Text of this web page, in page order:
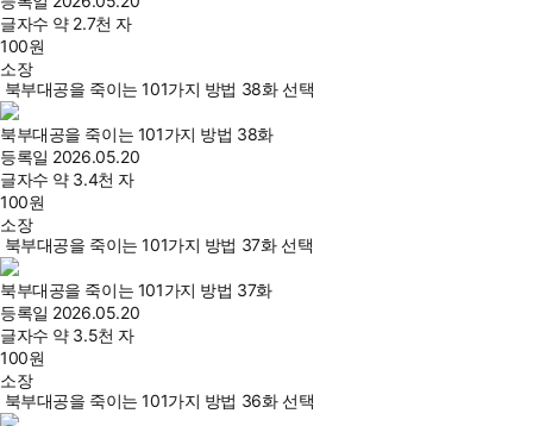
글자수 약 2.7천 자
100원
소장
북부대공을 죽이는 101가지 방법 38화 선택
북부대공을 죽이는 101가지 방법 38화
등록일 2026.05.20
글자수 약 3.4천 자
100원
소장
북부대공을 죽이는 101가지 방법 37화 선택
북부대공을 죽이는 101가지 방법 37화
등록일 2026.05.20
글자수 약 3.5천 자
100원
소장
북부대공을 죽이는 101가지 방법 36화 선택